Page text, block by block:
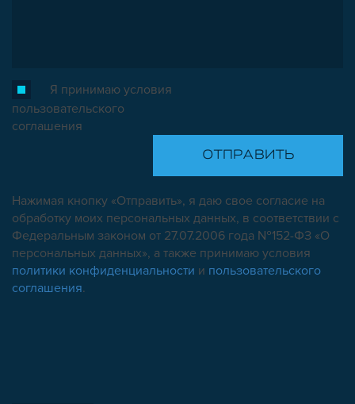
Я принимаю условия
пользовательского
соглашения
Нажимая кнопку «Отправить», я даю свое согласие на
обработку моих персональных данных, в соответствии с
Федеральным законом от 27.07.2006 года №152-ФЗ «О
персональных данных», а также принимаю условия
политики конфиденциальности и пользовательского
соглашения.